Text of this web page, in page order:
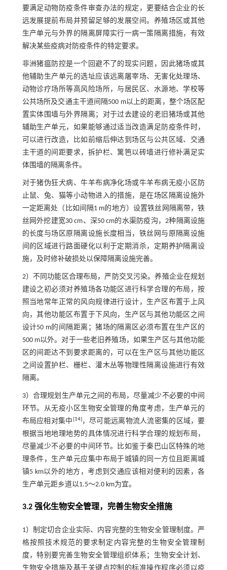
要满足动物防疫条件审查办法的规定，更要结合企业的长
远发展提前布局并预留足够的发展空间。养殖场区或其他
生产单元与外界的隔离屏障实行一病一策隔离措施，有效
解决某些疫病对防疫条件的特定要求。
非洲猪瘟防控是一个回避不了的现实问题，因此猪场或其
他辅助生产单元的选址应该远离屠宰场、无害化处理场、
动物诊疗场所等高风险场所，与居民区、水源地、学校等
公共场所及交通主干道间隔500 m以上的距离，整个场区配
置实体围墙与外界隔离；对于过去建设的老旧猪场或其他
辅助生产单元，如果能够通过适当改造满足防疫条件时，
可以进行改造，比如前缩后伸达到场区与公共区域、交通
主干道的间距要求，拆护栏、篱笆以砖墙进行修补满足实
体围墙的隔离条件。
对于猪伪狂犬病、牛羊布病净化场或牛羊布病无疫小区防
止鼠、兔、猫等小动物进入的措施，是在场区隔离设施外
一定距离处（比如间隔1 m的地方）设置铁丝网隔离带，铁
丝网外挖建宽30 cm、深50 cm的水渠防疫沟，2种隔离设施
的长度与场区原隔离设施长度相当，铁丝网与原隔离设施
间的区域进行路面硬化以利于定期消杀，定期养护隔离设
施，及时修补破损处以保障隔离设施完善。
2）不同功能区合理布局，严防交叉污染。养殖企业在规划
建设之初必须对养殖场各功能区进行科学合理的布局，按
照当地常年正常的风向规律进行设计，生产区布置于上风
向，其他功能区布置于下风向，生产区与其他功能区之间
设计50 m的间隔距离；猪场的隔离区必须布置在生产区的
500 m以外。对于一些老旧养殖场，如果生产区与其他功能
区的间距达不到要求距离的，可以在生产区与其他功能区
之间设置护栏、栅栏、灌木丛等物理性隔离设施进行有效
隔离。
3）合理规划生产单元之间的布局，尽量减少不必要的中间
环节。从无疫小区生物安全管理的角度考虑，生产单元的
布局应相对集中 [14]，尽可能远离物流人流密集的区域，要
根据当地地理地势的具体情况进行科学合理的规划布局，
尽量减少不必要的中间环节。比如鉴于秦巴山区特殊的地
理条件，生产单元应集中布局于城镇的同一方位且距离城
镇5 km以外的地方，考虑到交通应该相对便利的因素，各
生产单元距乡道以1.5～2.0 km为宜。
3.2 强化生物安全管理，完善生物安全措施
1）制定切合企业实际、内容完整的生物安全管理制度。严
格按照技术规范的要求制定内容完整的生物安全管理制
度，特别要完善生物安全管理组织体系；生物安全计划、
生物安全措施及基于关键点控制的标准操作程序必须以疫